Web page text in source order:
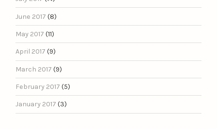
June 2017 (8)
May 2017 (11)
April 2017 (9)
March 2017 (9)
February 2017 (5)
January 2017 (3)